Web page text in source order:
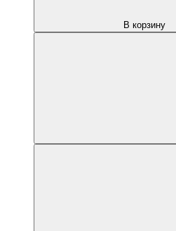
В корзину